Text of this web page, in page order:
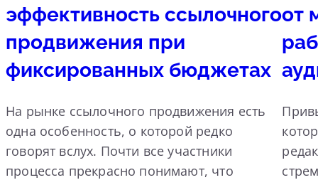
эффективность ссылочного
продвижения при
фиксированных бюджетах
На рынке ссылочного продвижения есть
одна особенность, о которой редко
говорят вслух. Почти все участники
процесса прекрасно понимают, что
от